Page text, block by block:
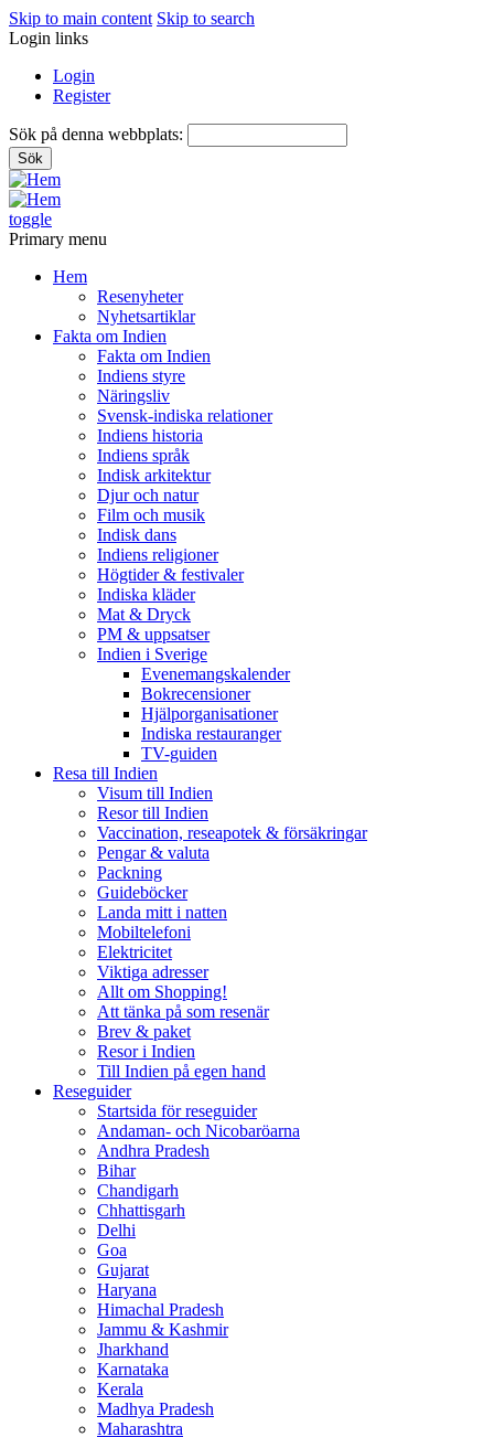
Skip to main content Skip to search
Login links
Login
Register
Sök på denna webbplats:
toggle
Primary menu
Hem
Resenyheter
Nyhetsartiklar
Fakta om Indien
Fakta om Indien
Indiens styre
Näringsliv
Svensk-indiska relationer
Indiens historia
Indiens språk
Indisk arkitektur
Djur och natur
Film och musik
Indisk dans
Indiens religioner
Högtider & festivaler
Indiska kläder
Mat & Dryck
PM & uppsatser
Indien i Sverige
Evenemangskalender
Bokrecensioner
Hjälporganisationer
Indiska restauranger
TV-guiden
Resa till Indien
Visum till Indien
Resor till Indien
Vaccination, reseapotek & försäkringar
Pengar & valuta
Packning
Guideböcker
Landa mitt i natten
Mobiltelefoni
Elektricitet
Viktiga adresser
Allt om Shopping!
Att tänka på som resenär
Brev & paket
Resor i Indien
Till Indien på egen hand
Reseguider
Startsida för reseguider
Andaman- och Nicobaröarna
Andhra Pradesh
Bihar
Chandigarh
Chhattisgarh
Delhi
Goa
Gujarat
Haryana
Himachal Pradesh
Jammu & Kashmir
Jharkhand
Karnataka
Kerala
Madhya Pradesh
Maharashtra